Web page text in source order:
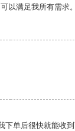
以满足我所有需求。
单后很快就能收到